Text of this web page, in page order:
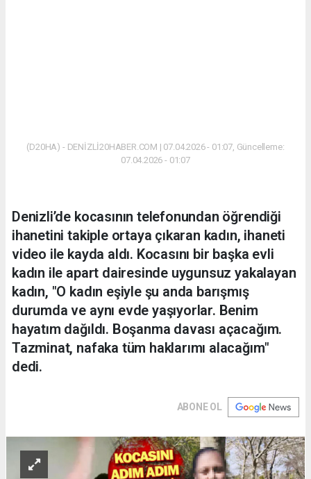
(D20HA) - DENİZLİ20HABER.COM | 07.04.2026 - 01:07, Güncelleme:
07.04.2026 - 01:07
Denizli’de kocasının telefonundan öğrendiği
ihanetini takiple ortaya çıkaran kadın, ihaneti
video ile kayda aldı. Kocasını bir başka evli
kadın ile apart dairesinde uygunsuz yakalayan
kadın, "O kadın eşiyle şu anda barışmış
durumda ve aynı evde yaşıyorlar. Benim
hayatım dağıldı. Boşanma davası açacağım.
Tazminat, nafaka tüm haklarımı alacağım"
dedi.
ABONE OL